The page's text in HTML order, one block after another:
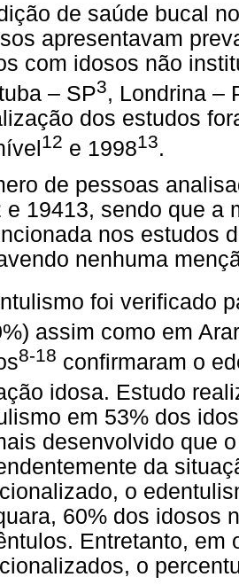
de saúde bucal
apresentavam
com idosos não
– SP3, Londrina –
dos estudos
12 e 199813.
de pessoas
e 19413, sendo que a
nos estudos
nenhuma
foi verificado
assim como em
8-18 confirmaram o
idosa. Estudo
em 53% dos
desenvolvido que
da
o
60% dos idosos
Entretanto, em
o